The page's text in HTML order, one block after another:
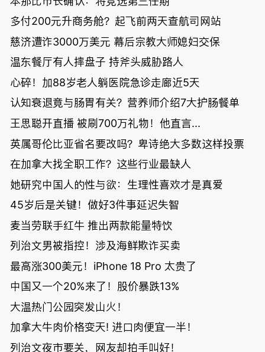
多付200元升商务舱？起飞前两天查航司网站
慈济遭诈3000万美元 幕后宗教大师媳妇交保
温东餐厅有人摔盘子 持斧头威胁路人
心碎！加88岁老人躺医院急诊走廊近5天
认知衰退竟与肠胃有关？营养师介绍7大护肠餐单
王思聪开直播 被刷700万礼物！他直言...
英属哥伦比亚省名要改吗？卑诗绝大多数这样投票
在加拿大找全职工作？这些行业最缺人
她研究中国人的性与欲：生理性喜欢才是真爱
45岁后是关键！做好3件事延迟失智
麦当劳联手红牛 推出两款能量特饮
列治文男被指控！涉及海鲜欺诈买卖
最高涨300美元！iPhone 18 Pro 太贵了
中国又一个20%来了！股价暴跌13%
大温热门公园突发山火！
加拿大牛肉价格变天! 进口肉便宜一半！
列治文夜市要关，网友却拍手叫好！